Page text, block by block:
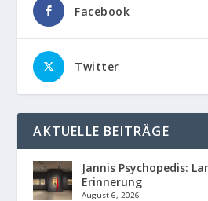
Facebook
Twitter
AKTUELLE BEITRÄGE
Jannis Psychopedis:
Erinnerung
August 6, 2026